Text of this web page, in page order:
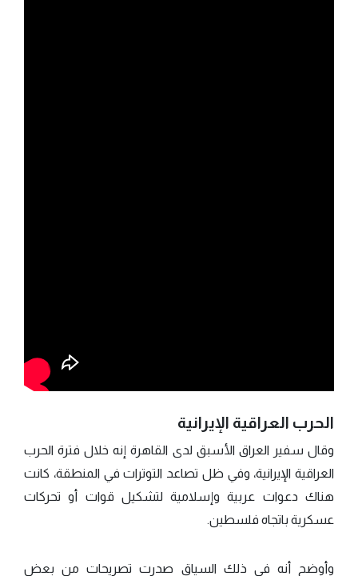
الحرب العراقية الإيرانية
وقال سفير العراق الأسبق لدى القاهرة إنه خلال فترة الحرب
العراقية الإيرانية، وفي ظل تصاعد التوترات في المنطقة، كانت
هناك دعوات عربية وإسلامية لتشكيل قوات أو تحركات
عسكرية باتجاه فلسطين.
وأوضح أنه في ذلك السياق صدرت تصريحات من بعض